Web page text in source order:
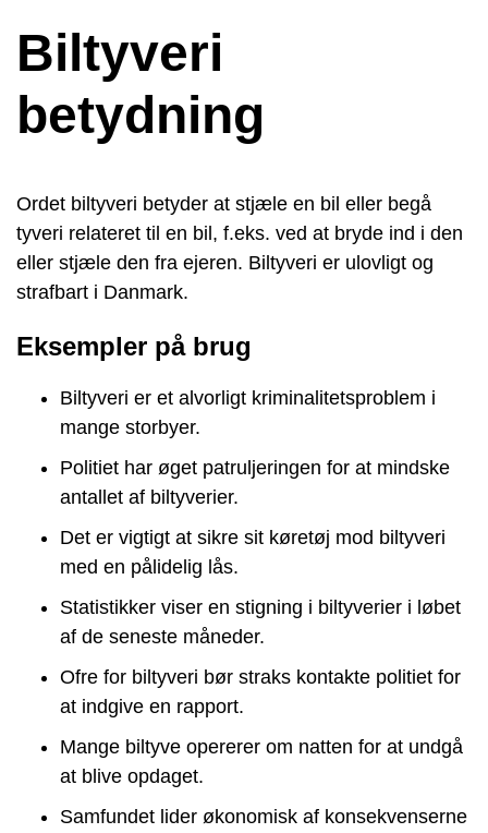
Biltyveri
betydning
Ordet biltyveri betyder at stjæle en bil eller begå
tyveri relateret til en bil, f.eks. ved at bryde ind i den
eller stjæle den fra ejeren. Biltyveri er ulovligt og
strafbart i Danmark.
Eksempler på brug
Biltyveri er et alvorligt kriminalitetsproblem i
mange storbyer.
Politiet har øget patruljeringen for at mindske
antallet af biltyverier.
Det er vigtigt at sikre sit køretøj mod biltyveri
med en pålidelig lås.
Statistikker viser en stigning i biltyverier i løbet
af de seneste måneder.
Ofre for biltyveri bør straks kontakte politiet for
at indgive en rapport.
Mange biltyve opererer om natten for at undgå
at blive opdaget.
Samfundet lider økonomisk af konsekvenserne